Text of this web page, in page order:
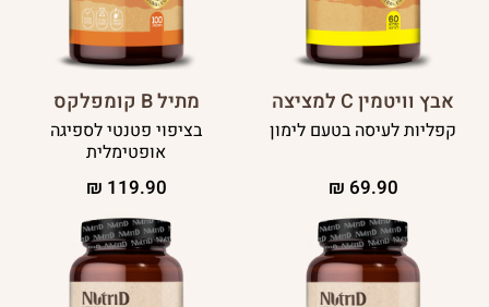
אבץ וויטמין C למציצה
קפליות לעיסה בטעם לימון
69.90
₪
מתיל B קומפלקס
בציפוי פטנטי לספיגה
אופטימלית
119.90
₪